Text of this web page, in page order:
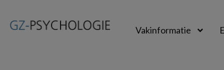
Vakinformatie